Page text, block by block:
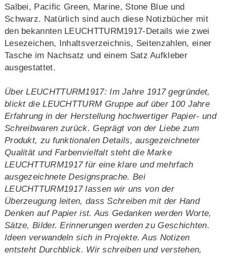
Salbei, Pacific Green, Marine, Stone Blue und
Schwarz. Natürlich sind auch diese Notizbücher mit
den bekannten LEUCHTTURM1917-Details wie zwei
Lesezeichen, Inhaltsverzeichnis, Seitenzahlen, einer
Tasche im Nachsatz und einem Satz Aufkleber
ausgestattet.
Über LEUCHTTURM1917: Im Jahre 1917 gegründet,
blickt die LEUCHTTURM Gruppe auf über 100 Jahre
Erfahrung in der Herstellung hochwertiger Papier- und
Schreibwaren zurück. Geprägt von der Liebe zum
Produkt, zu funktionalen Details, ausgezeichneter
Qualität und Farbenvielfalt steht die Marke
LEUCHTTURM1917 für eine klare und mehrfach
ausgezeichnete Designsprache. Bei
LEUCHTTURM1917 lassen wir uns von der
Überzeugung leiten, dass Schreiben mit der Hand
Denken auf Papier ist. Aus Gedanken werden Worte,
Sätze, Bilder. Erinnerungen werden zu Geschichten.
Ideen verwandeln sich in Projekte. Aus Notizen
entsteht Durchblick. Wir schreiben und verstehen,